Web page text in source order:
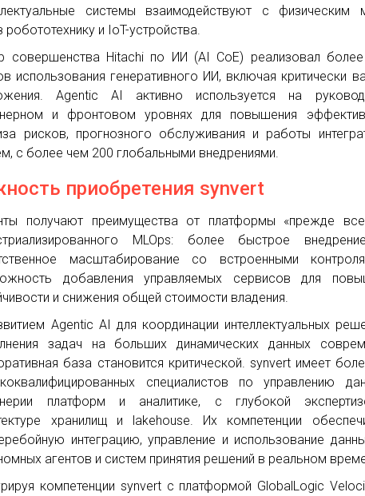
системы взаимодействуют с физическим
робототехнику и IoT-устройства.
совершенства Hitachi по ИИ (AI CoE) реализовал
использования генеративного ИИ, включая критически
Agentic AI активно используется на
и фронтовом уровнях для повышения
рисков, прогнозного обслуживания и работы
с более чем 200 глобальными внедрениями.
приобретения synvert
получают преимущества от платформы «прежде
MLOps: более быстрое
масштабирование со встроенными
добавления управляемых сервисов для
и снижения общей стоимости владения.
Agentic AI для координации интеллектуальных
задач на больших динамических данных
база становится критической. synvert имеет
специалистов по управлению
платформ и аналитике, с глубокой
хранилищ и lakehouse. Их компетенции
интеграцию, управление и использование
агентов и систем принятия решений в реальном
компетенции synvert с платформой GlobalLogic